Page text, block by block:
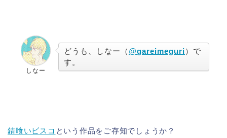
しなー
どうも、しなー（ @gareimeguri）で
す。
錆喰いビスコ という作品をご存知でしょうか？